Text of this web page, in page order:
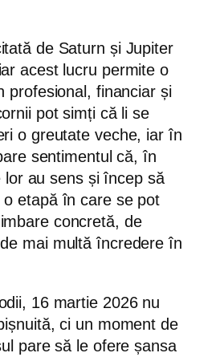
de Saturn și Jupiter
acest lucru permite o
profesional, financiar și
pot simți că li se
o greutate veche, iar în
sentimentul că, în
au sens și încep să
etapă în care se pot
concretă, de
mai multă încredere în
16 martie 2026 nu
ci un moment de
pare să le ofere șansa